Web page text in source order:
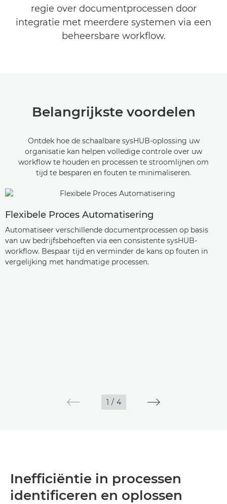
regie over documentprocessen door
integratie met meerdere systemen via een
beheersbare workflow.
Belangrijkste voordelen
Ontdek hoe de schaalbare sysHUB-oplossing uw
organisatie kan helpen volledige controle over uw
workflow te houden en processen te stroomlijnen om
tijd te besparen en fouten te minimaliseren.
Flexibele Proces Automatisering
Automatiseer verschillende documentprocessen op basis
van uw bedrijfsbehoeften via een consistente sysHUB-
workflow. Bespaar tijd en verminder de kans op fouten in
vergelijking met handmatige processen.
1 / 4
Inefficiëntie in processen
identificeren en oplossen